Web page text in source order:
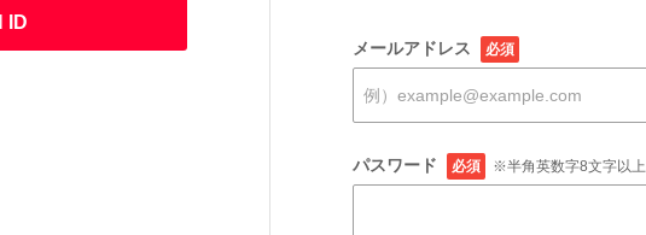
ID
メールアドレス 必須
パスワード 必須 ※半角英数字8文字以上